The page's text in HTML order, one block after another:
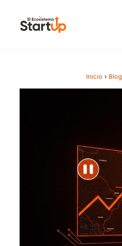
Inicio › Blog